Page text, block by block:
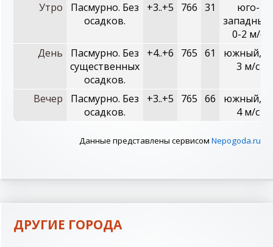
Утро
Пасмурно. Без
осадков.
+3..+5 766 31
юго-
западный,
0-2 м/с
День
Пасмурно. Без
существенных
осадков.
+4..+6 765 61
южный, 1-
3 м/с
Вечер
Пасмурно. Без
осадков.
+3..+5 765 66
южный, 2-
4 м/с
Данные представлены сервисом Nepogoda.ru
ДРУГИЕ ГОРОДА